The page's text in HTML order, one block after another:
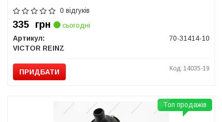
0 відгуків
335 грн
сьогодні
Артикул:
70-31414-10
VICTOR REINZ
ПРИДБАТИ Код: 14035-19
Топ продажів